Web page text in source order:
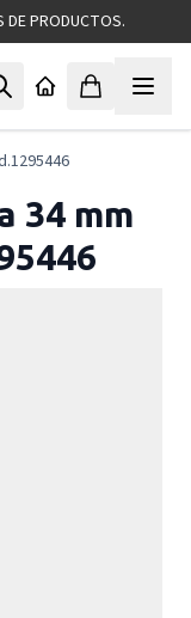
DE PRODUCTOS.
34 mm